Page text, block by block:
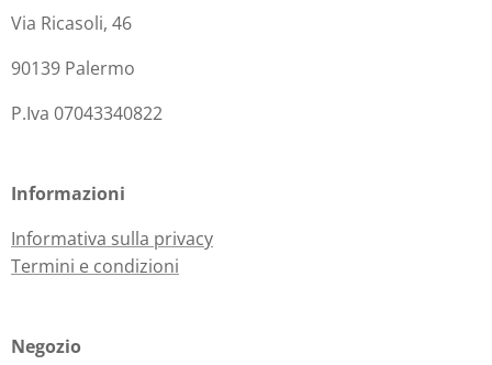
Via Ricasoli, 46
90139 Palermo
P.Iva 07043340822
Informazioni
Informativa sulla privacy
Termini e condizioni
Negozio